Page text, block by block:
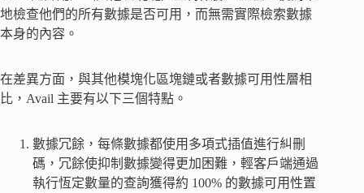
地檢查他們的所有數據是否可用，而無需實際檢索數據
本身的內容。
在差異方面，與其他模塊化區塊鏈或者數據可用性層相
比，Avail 主要有以下三個特點。
數據冗餘，每條數據都使用多項式插值進行糾刪
碼，冗餘使抑制數據變得更加困難，輕客戶端通過
執行恆定數量的查詢獲得約 100% 的數據可用性置